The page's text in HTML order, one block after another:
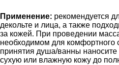
Применение: рекомендуется
декольте и лица, а также
за кожей. При проведении
необходимом для комфортного
принятия душа/ванны
сухую или влажную кожу до